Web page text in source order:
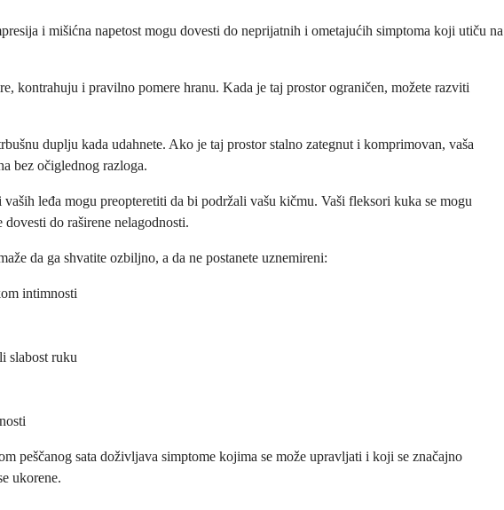
i mišićna napetost mogu dovesti do neprijatnih i ometajućih simptoma koji utiču na
kontrahuju i pravilno pomere hranu. Kada je taj prostor ograničen, možete razviti
duplju kada udahnete. Ako je taj prostor stalno zategnut i komprimovan, vaša
bez očiglednog razloga.
leđa mogu preopteretiti da bi podržali vašu kičmu. Vaši fleksori kuka se mogu
do raširene nelagodnosti.
da ga shvatite ozbiljno, a da ne postanete uznemireni:
intimnosti
slabost ruku
peščanog sata doživljava simptome kojima se može upravljati i koji se značajno
ukorene.